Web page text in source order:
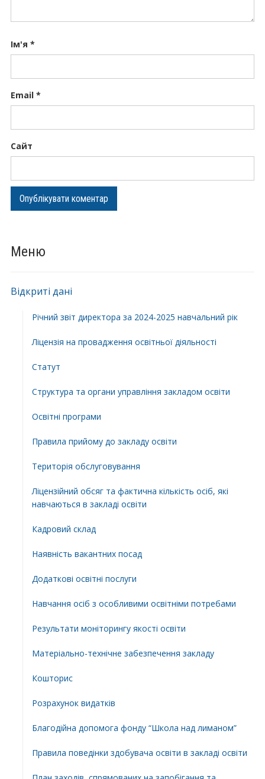
Меню
Відкриті дані
Річний звіт директора за 2024-2025 навчальний рік
Ліцензія на провадження освітньої діяльності
Статут
Структура та органи управління закладом освіти
Освiтнi програми
Правила прийому до закладу освіти
Територiя обслуговування
Ліцензійний обсяг та фактична кількість осіб, які
навчаються в закладі освіти
Кадровий склад
Наявність вакантних посад
Додатковi освiтнi послуги
Навчання осіб з особливими освітніми потребами
Результати моніторингу якості освіти
Матеріально-технічне забезпечення закладу
Кошторис
Розрахунок видатків
Благодійна допомога фонду “Школа над лиманом”
Правила поведінки здобувача освіти в закладі освіти
Ім'я *
Email *
Сайт